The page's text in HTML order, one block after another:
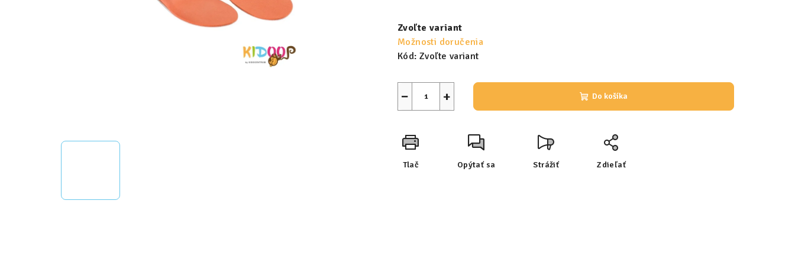
cena:
Zvoľte variant
Možnosti doručenia
Kód: Zvoľte variant
+
− Do košíka
Tlač Opýtať sa Strážiť Zdieľať